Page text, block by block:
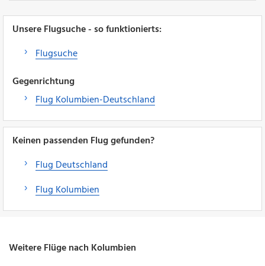
Unsere Flugsuche - so funktionierts:
Flugsuche
Gegenrichtung
Flug Kolumbien-Deutschland
Keinen passenden Flug gefunden?
Flug Deutschland
Flug Kolumbien
Weitere Flüge nach Kolumbien